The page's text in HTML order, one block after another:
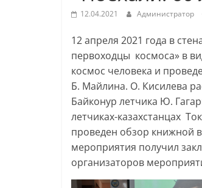
12.04.2021 Администратор
12 апреля 2021 года в
первоходцы космоса» в
космос человека и
Б. Майлина. О. Кисилева
Байконур летчика Ю.
летчиках-казахстанцах
проведен обзор книжной
мероприятия получил
организаторов